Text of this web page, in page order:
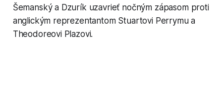
Šemanský a Dzurík uzavrieť nočným zápasom proti
anglickým reprezentantom Stuartovi Perrymu a
Theodoreovi Plazovi.